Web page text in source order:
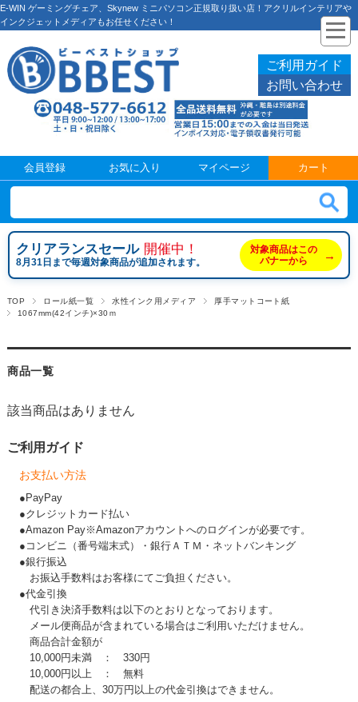
E-WIN ゲーミングチェア、Skynew ミニパソコン正規取り扱い店！アクリルインテリアや
インクジェットメディアもお任せください！
ご利用ガイド
お問い合わせ
会員登録 お気に入り マイページ カート
クリアランスセール 開催中！
8月31日まで毎週対象商品が追加されます。
対象商品はこの
バナーから
→
TOP ロール紙一覧 水性インク用メディア
厚手マットコート紙
1067mm(42インチ)×30ｍ
商品一覧
該当商品はありません
ご利用ガイド
お支払い方法
●PayPay
●クレジットカード払い
●Amazon Pay※Amazonアカウントへのログインが必要です。
●コンビニ（番号端末式）・銀行ＡＴＭ・ネットバンキング
●銀行振込
お振込手数料はお客様にてご負担ください。
●代金引換
代引き決済手数料は以下のとおりとなっております。
メール便商品が含まれている場合はご利用いただけません。
商品合計金額が
10,000円未満 ： 330円
10,000円以上 ： 無料
配送の都合上、30万円以上の代金引換はできません。